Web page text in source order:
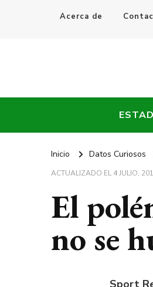
Acerca de
Every Fútbol
Inicio Datos Curiosos
ACTUALIZADO EL4 JULIO,
El
no se